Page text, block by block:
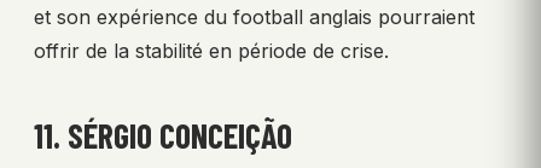
et son expérience du football anglais pourraient
offrir de la stabilité en période de crise.
11. SÉRGIO CONCEIÇÃO